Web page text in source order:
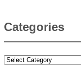
Categories
Categories